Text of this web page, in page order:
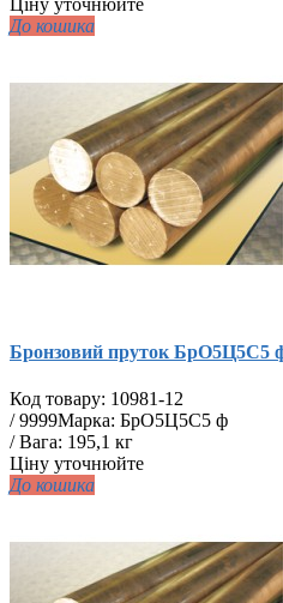
Ціну уточнюйте
До кошика
Бронзовий пруток БрО5Ц5С5
Код товару: 10981-12
/9999Марка: БрО5Ц5С5 ф
/ Вага: 195,1 кг
Ціну уточнюйте
До кошика